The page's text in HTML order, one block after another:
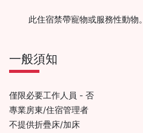
此住宿禁帶寵物或服務性動物。
一般須知
僅限必要工作人員 - 否
專業房東/住宿管理者
不提供折疊床/加床